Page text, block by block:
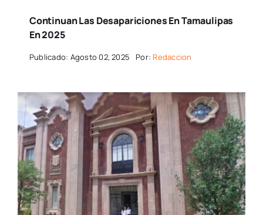
Continuan Las Desapariciones En Tamaulipas
En 2025
Publicado: Agosto 02, 2025 Por: Redaccion